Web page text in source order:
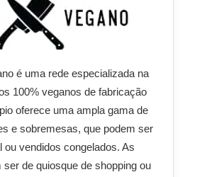
é uma rede especializada na
100% veganos de fabricação
oferece uma ampla gama de
e sobremesas, que podem ser
ou vendidos congelados. As
ser de quiosque de shopping ou